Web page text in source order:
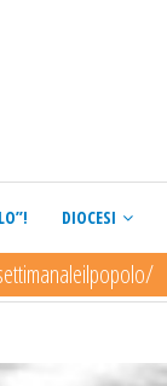
DIOCESI